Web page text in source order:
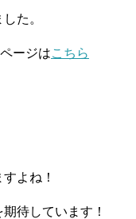
た。
ージはこちら
よね！
待しています！